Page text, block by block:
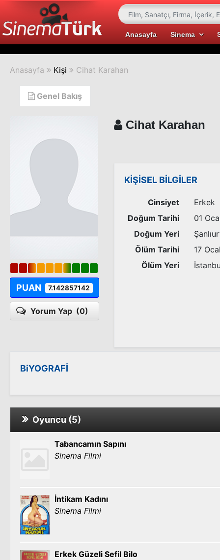
Anasayfa Sinema
Anasayfa Kişi Cihat Karahan
Genel Bakış
PUAN 7.142857142
Yorum Yap (0)
Cihat Karahan
KİŞİSEL BİLGİLER
Cinsiyet
Erkek
Doğum Tarihi
01
Doğum Yeri
Ölüm Tarihi
17
Ölüm Yeri
BiYOGRAFİ
Oyuncu (5)
Tabancamın Sapını
Sinema Filmi
İntikam Kadını
Sinema Filmi
Erkek Güzeli Sefil Bilo